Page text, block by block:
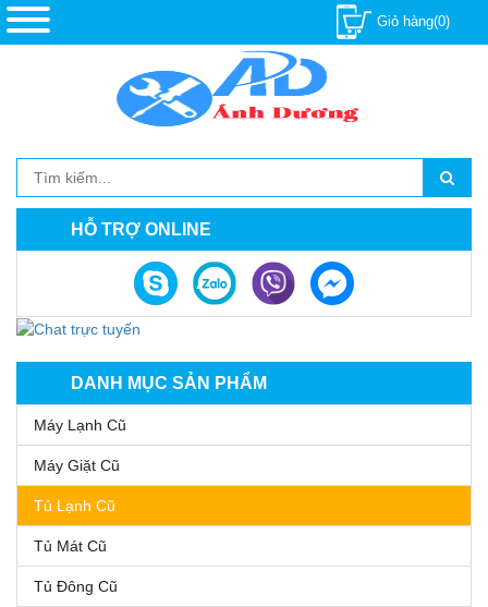
Giỏ hàng(0)
HỖ TRỢ ONLINE
DANH MỤC SẢN PHẨM
Máy Lạnh Cũ
Máy Giặt Cũ
Tủ Lạnh Cũ
Tủ Mát Cũ
Tủ Đông Cũ